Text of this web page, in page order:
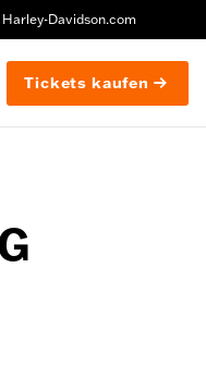
Harley-Davidson.com
Tickets kaufen